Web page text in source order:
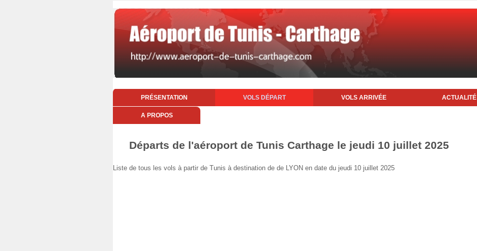
PRÉSENTATION VOLS DÉPART VOLS ARRIVÉE ACTUALITÉ
A PROPOS
Départs de l'aéroport de Tunis Carthage le jeudi 10 juillet 2025
Liste de tous les vols à partir de Tunis à destination de de LYON en date du jeudi 10 juillet 2025